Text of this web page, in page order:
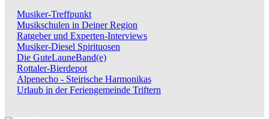
Musiker-Treffpunkt
Musikschulen in Deiner Region
Ratgeber und Experten-Interviews
Musiker-Diesel Spirituosen
Die GuteLauneBand(e)
Rottaler-Bierdepot
Alpenecho - Steirische Harmonikas
Urlaub in der Feriengemeinde Triftern